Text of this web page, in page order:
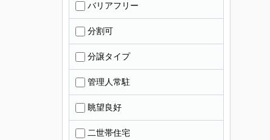
バリアフリー
分割可
分譲タイプ
管理人常駐
眺望良好
二世帯住宅